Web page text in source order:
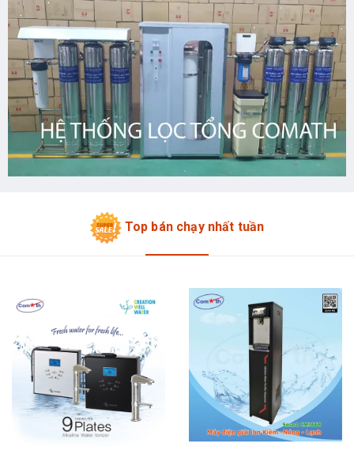
Top bán chạy nhất tuần